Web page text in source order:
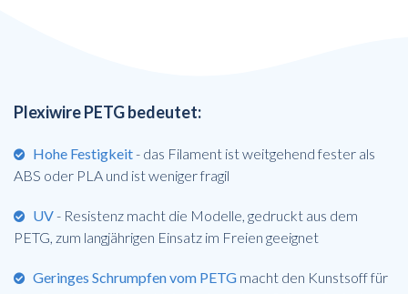
Plexiwire PETG bedeutet:
Hohe Festigkeit- das Filament ist weitgehend fester als
ABS oder PLA und ist weniger fragil
UV- Resistenz macht die Modelle, gedruckt aus dem
PETG, zum langjährigen Einsatz im Freien geeignet
Geringes Schrumpfen vom PETG macht den Kunstsoff für